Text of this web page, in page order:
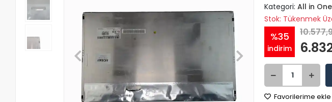
Kategori:All in
Stok: Tükenmek
%35
indirim
Favorilerime ekle